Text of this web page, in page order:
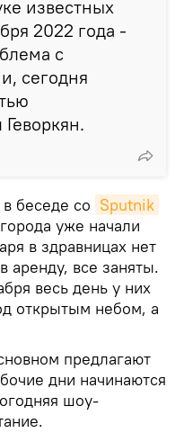
известных
2022 года -
с
сегодня
беседе со Sputnik
уже начали
в здравницах нет
аренду, все заняты.
весь день у них
открытым небом, а
предлагают
дни начинаются
шоу-